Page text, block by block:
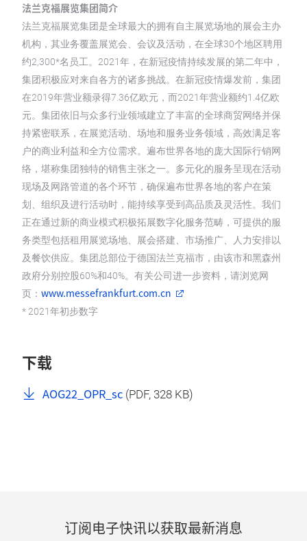
法兰克福展览集团简介
法兰克福展览集团是全球最大的拥有自主展览场地的展会主办
机构，其业务覆盖展览会、会议及活动，在全球30个地区聘用
约2,300*名员工。2021年，在新冠疫情持续发展的第二年中，
集团积极应对来自各方的诸多挑战。在新冠疫情爆发前，集团
在2019年营业额录得7.36亿欧元，而2021年营业额约1.4亿欧
元。集团依旧与众多行业领域建立了丰富的全球商贸网络并保
持紧密联系，在展览活动、场地和服务业务领域，高效满足客
户的商业利益和全方位需求。遍布世界各地的庞大国际行销网
络，堪称集团独特的销售主张之一。多元化的服务呈现在活动
现场及网路管道的各个环节，确保遍布世界各地的客户在策
划、组织及进行活动时，能持续享受到高品质及灵活性。我们
正在通过新的商业模式积极拓展数字化服务范畴，可提供的服
务类型包括租用展览场地、展会搭建、市场推广、人力安排以
及餐饮供应。集团总部位于德国法兰克福市，由该市和黑森州
政府分别控股60%和40%。有关公司进一步资料，请浏览网
页： www.messefrankfurt.com.cn
* 2021年初步数字
下载
AOG22_OPR_sc (PDF, 328 KB)
订阅电子快讯以获取最新消息